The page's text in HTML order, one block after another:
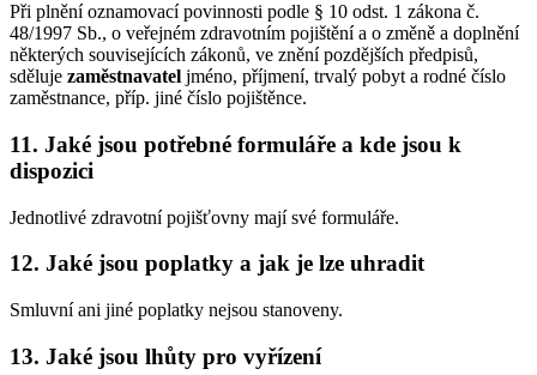
Při plnění oznamovací povinnosti podle § 10 odst. 1 zákona č.
48/1997 Sb., o veřejném zdravotním pojištění a o změně a doplnění
některých souvisejících zákonů, ve znění pozdějších předpisů,
sděluje zaměstnavatel jméno, příjmení, trvalý pobyt a rodné číslo
zaměstnance, příp. jiné číslo pojištěnce.
11. Jaké jsou potřebné formuláře a kde jsou k
dispozici
Jednotlivé zdravotní pojišťovny mají své formuláře.
12. Jaké jsou poplatky a jak je lze uhradit
Smluvní ani jiné poplatky nejsou stanoveny.
13. Jaké jsou lhůty pro vyřízení